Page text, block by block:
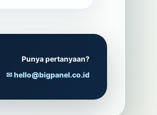
Punya pertanyaan?
✉ hello@bigpanel.co.id